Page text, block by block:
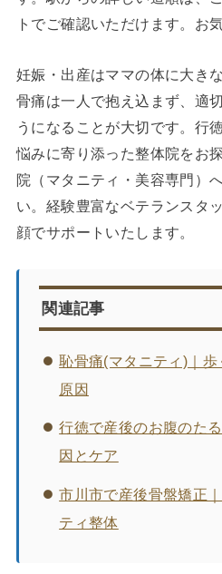
トでご確認いただけます。お
妊娠・出産はママの体に大き
骨痛は一人で抱え込まず、適
うになることが大切です。行
悩みに寄り添った整体院をお
院（マタニティ・美容専門）
い。経験豊富なベテランスタ
顔でサポートいたします。
関連記事
恥骨痛(マタニティ)｜
原因
行徳で産後のお腹のた
因とケア
市川市で産後骨盤矯正
ティ整体